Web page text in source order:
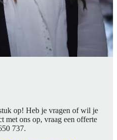
op! Heb je vragen of wil je
met ons op, vraag een offerte
737.